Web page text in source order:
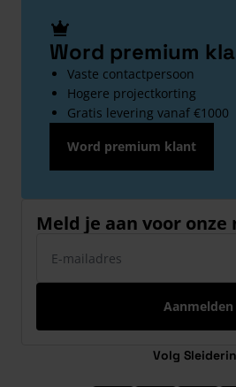
Word premium
Vaste contactpersoon
Hogere projectkorting
Gratis levering vanaf €1000
Word premium klant
Meld je aan voor
Aanmelden
Volg